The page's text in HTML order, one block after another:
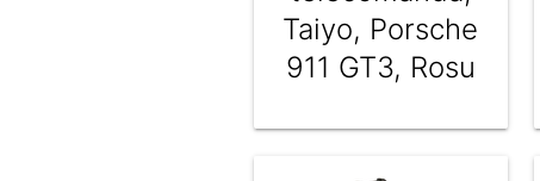
Taiyo, Porsche
911 GT3, Rosu